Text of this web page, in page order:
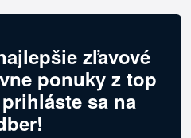
zľavové
ponuky z top
sa na